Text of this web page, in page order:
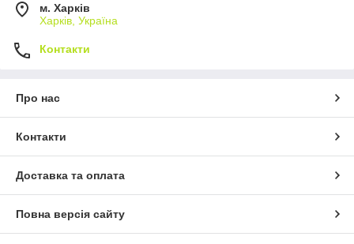
м. Харків
Харків, Україна
Контакти
Про нас
Контакти
Доставка та оплата
Повна версія сайту